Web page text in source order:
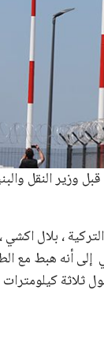
وزير النقل
، بلال اكشي
إلى أنه هبط مع
ثلاثة